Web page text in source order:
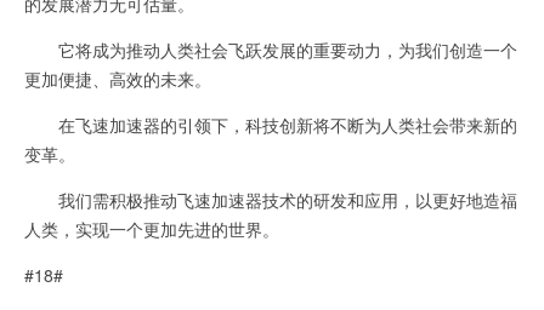
它将成为推动人类社会飞跃发展的重要动力，为我们创造一个
更加便捷、高效的未来。
在飞速加速器的引领下，科技创新将不断为人类社会带来新的
变革。
我们需积极推动飞速加速器技术的研发和应用，以更好地造福
人类，实现一个更加先进的世界。
#18#